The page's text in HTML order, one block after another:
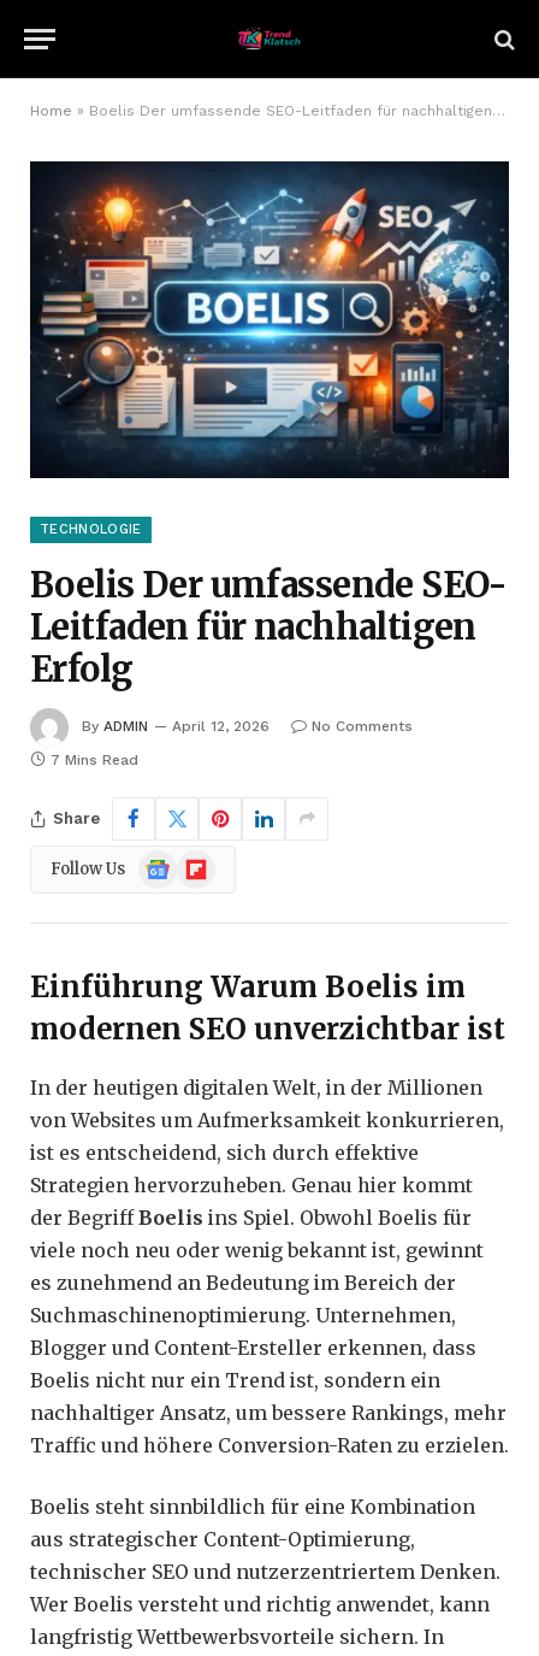
Home » Boelis Der umfassende SEO-Leitfaden für nachhaltigen Erfolg
TECHNOLOGIE
Boelis Der umfassende SEO-
Leitfaden für nachhaltigen
Erfolg
By ADMIN April 12, 2026
No Comments
7 Mins Read
Share
Follow Us
Google
News
Flipboard
Einführung Warum Boelis im
modernen SEO unverzichtbar ist
In der heutigen digitalen Welt, in der Millionen
von Websites um Aufmerksamkeit konkurrieren,
ist es entscheidend, sich durch effektive
Strategien hervorzuheben. Genau hier kommt
der BegriffBoelis ins Spiel. Obwohl Boelis für
viele noch neu oder wenig bekannt ist, gewinnt
es zunehmend an Bedeutung im Bereich der
Suchmaschinenoptimierung. Unternehmen,
Blogger und Content-Ersteller erkennen, dass
Boelis nicht nur ein Trend ist, sondern ein
nachhaltiger Ansatz, um bessere Rankings, mehr
Traffic und höhere Conversion-Raten zu erzielen.
Boelis steht sinnbildlich für eine Kombination
aus strategischer Content-Optimierung,
technischer SEO und nutzerzentriertem Denken.
Wer Boelis versteht und richtig anwendet, kann
langfristig Wettbewerbsvorteile sichern. In